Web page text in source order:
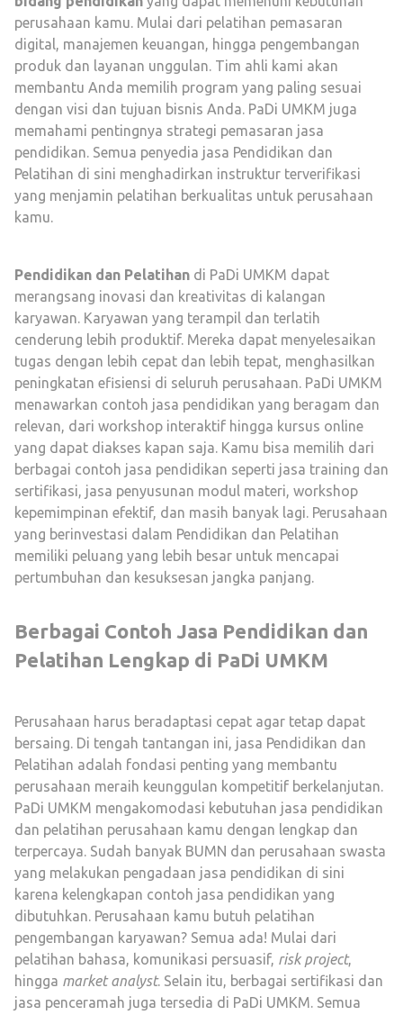
perusahaan kamu. Mulai dari pelatihan pemasaran
digital, manajemen keuangan, hingga pengembangan
produk dan layanan unggulan. Tim ahli kami akan
membantu Anda memilih program yang paling sesuai
dengan visi dan tujuan bisnis Anda. PaDi UMKM juga
memahami pentingnya strategi pemasaran jasa
pendidikan. Semua penyedia jasa Pendidikan dan
Pelatihan di sini menghadirkan instruktur terverifikasi
yang menjamin pelatihan berkualitas untuk perusahaan
kamu.
Pendidikan dan Pelatihan di PaDi UMKM dapat
merangsang inovasi dan kreativitas di kalangan
karyawan. Karyawan yang terampil dan terlatih
cenderung lebih produktif. Mereka dapat menyelesaikan
tugas dengan lebih cepat dan lebih tepat, menghasilkan
peningkatan efisiensi di seluruh perusahaan. PaDi UMKM
menawarkan contoh jasa pendidikan yang beragam dan
relevan, dari workshop interaktif hingga kursus online
yang dapat diakses kapan saja. Kamu bisa memilih dari
berbagai contoh jasa pendidikan seperti jasa training dan
sertifikasi, jasa penyusunan modul materi, workshop
kepemimpinan efektif, dan masih banyak lagi. Perusahaan
yang berinvestasi dalam Pendidikan dan Pelatihan
memiliki peluang yang lebih besar untuk mencapai
pertumbuhan dan kesuksesan jangka panjang.
Berbagai Contoh Jasa Pendidikan dan
Pelatihan Lengkap di PaDi UMKM
Perusahaan harus beradaptasi cepat agar tetap dapat
bersaing. Di tengah tantangan ini, jasa Pendidikan dan
Pelatihan adalah fondasi penting yang membantu
perusahaan meraih keunggulan kompetitif berkelanjutan.
PaDi UMKM mengakomodasi kebutuhan jasa pendidikan
dan pelatihan perusahaan kamu dengan lengkap dan
terpercaya. Sudah banyak BUMN dan perusahaan swasta
yang melakukan pengadaan jasa pendidikan di sini
karena kelengkapan contoh jasa pendidikan yang
dibutuhkan. Perusahaan kamu butuh pelatihan
pengembangan karyawan? Semua ada! Mulai dari
pelatihan bahasa, komunikasi persuasif, risk project,
hingga market analyst. Selain itu, berbagai sertifikasi dan
jasa penceramah juga tersedia di PaDi UMKM. Semua